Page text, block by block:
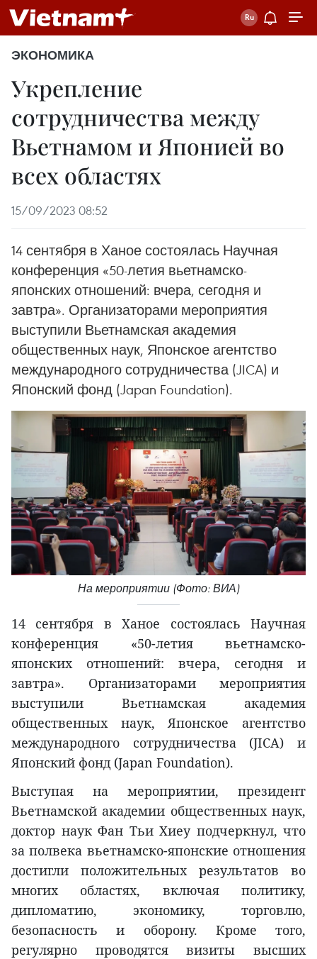
ЭКОНОМИКА
Укрепление
сотрудничества между
Вьетнамом и Японией во
всех областях
15/09/2023 08:52
14 сентября в Ханое состоялась Научная
конференция «50-летия вьетнамско-
японских отношений: вчера, сегодня и
завтра». Организаторами мероприятия
выступили Вьетнамская академия
общественных наук, Японское агентство
международного сотрудничества (JICA) и
Японский фонд (Japan Foundation).
На мероприятии (Фото: ВИА)
14 сентября в Ханое состоялась Научная
конференция «50-летия вьетнамско-
японских отношений: вчера, сегодня и
завтра». Организаторами мероприятия
выступили Вьетнамская академия
общественных наук, Японское агентство
международного сотрудничества (JICA) и
Японский фонд (Japan Foundation).
Выступая на мероприятии, президент
Вьетнамской академии общественных наук,
доктор наук Фан Тьи Хиеу подчеркнул, что
за полвека вьетнамско-японские отношения
достигли положительных результатов во
многих областях, включая политику,
дипломатию, экономику, торговлю,
безопасность и оборону. Кроме того,
регулярно проводятся визиты высших